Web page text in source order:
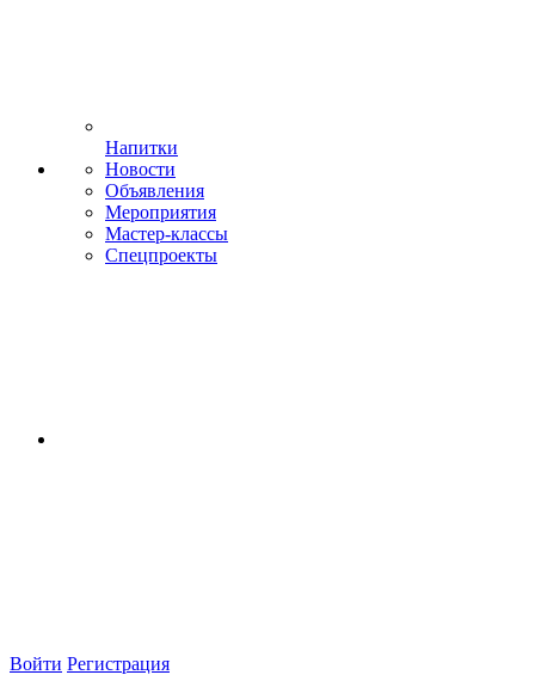
Напитки
Новости
Объявления
Мероприятия
Мастер-классы
Спецпроекты
Войти Регистрация